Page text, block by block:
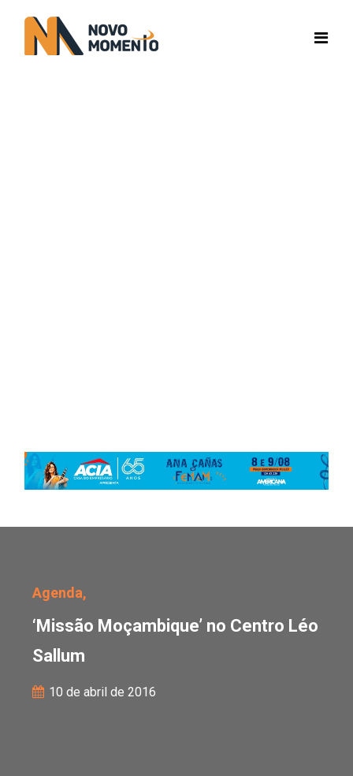
Agenda,
‘Missão Moçambique’ no Centro Léo
Sallum
10 de abril de 2016